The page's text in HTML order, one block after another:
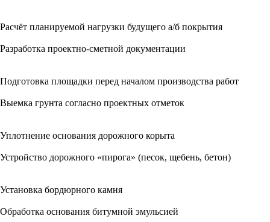
Расчёт планируемой нагрузки будущего а/б покрытия
Разработка проектно-сметной документации
Подготовка площадки перед началом производства работ
Выемка грунта согласно проектных отметок
Уплотнение основания дорожного корыта
Устройство дорожного «пирога» (песок, щебень, бетон)
Установка бордюрного камня
Обработка основания битумной эмульсией